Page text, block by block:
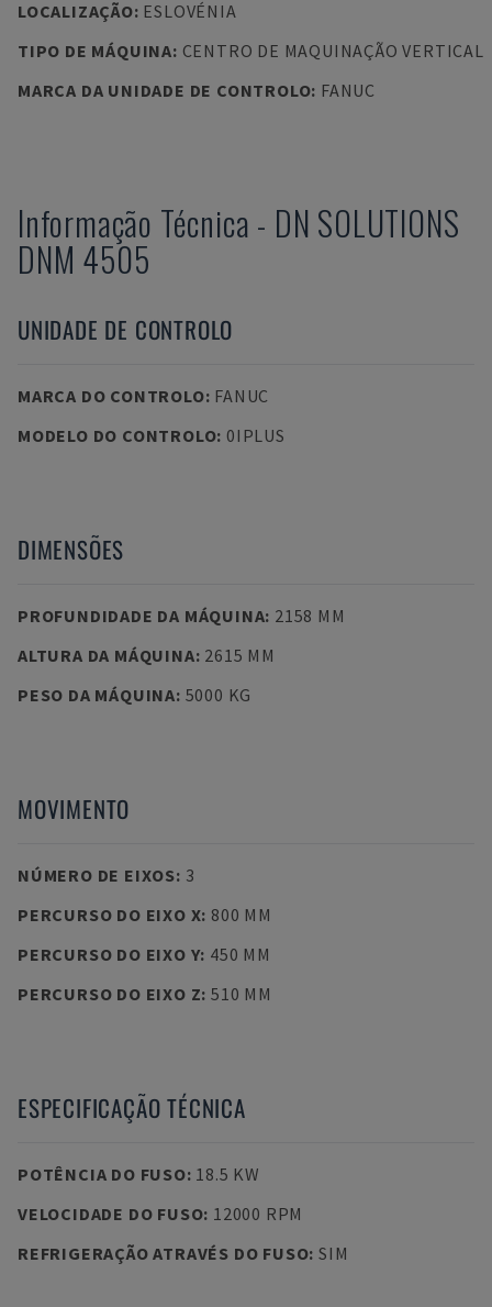
LOCALIZAÇÃO: ESLOVÉNIA
TIPO DE MÁQUINA: CENTRO DE MAQUINAÇÃO VERTICAL
MARCA DA UNIDADE DE CONTROLO: FANUC
Informação Técnica - DN SOLUTIONS
DNM 4505
UNIDADE DE CONTROLO
MARCA DO CONTROLO: FANUC
MODELO DO CONTROLO: 0IPLUS
DIMENSÕES
PROFUNDIDADE DA MÁQUINA: 2158 MM
ALTURA DA MÁQUINA: 2615 MM
PESO DA MÁQUINA: 5000 KG
MOVIMENTO
NÚMERO DE EIXOS: 3
PERCURSO DO EIXO X: 800 MM
PERCURSO DO EIXO Y: 450 MM
PERCURSO DO EIXO Z: 510 MM
ESPECIFICAÇÃO TÉCNICA
POTÊNCIA DO FUSO: 18.5 KW
VELOCIDADE DO FUSO: 12000 RPM
REFRIGERAÇÃO ATRAVÉS DO FUSO: SIM